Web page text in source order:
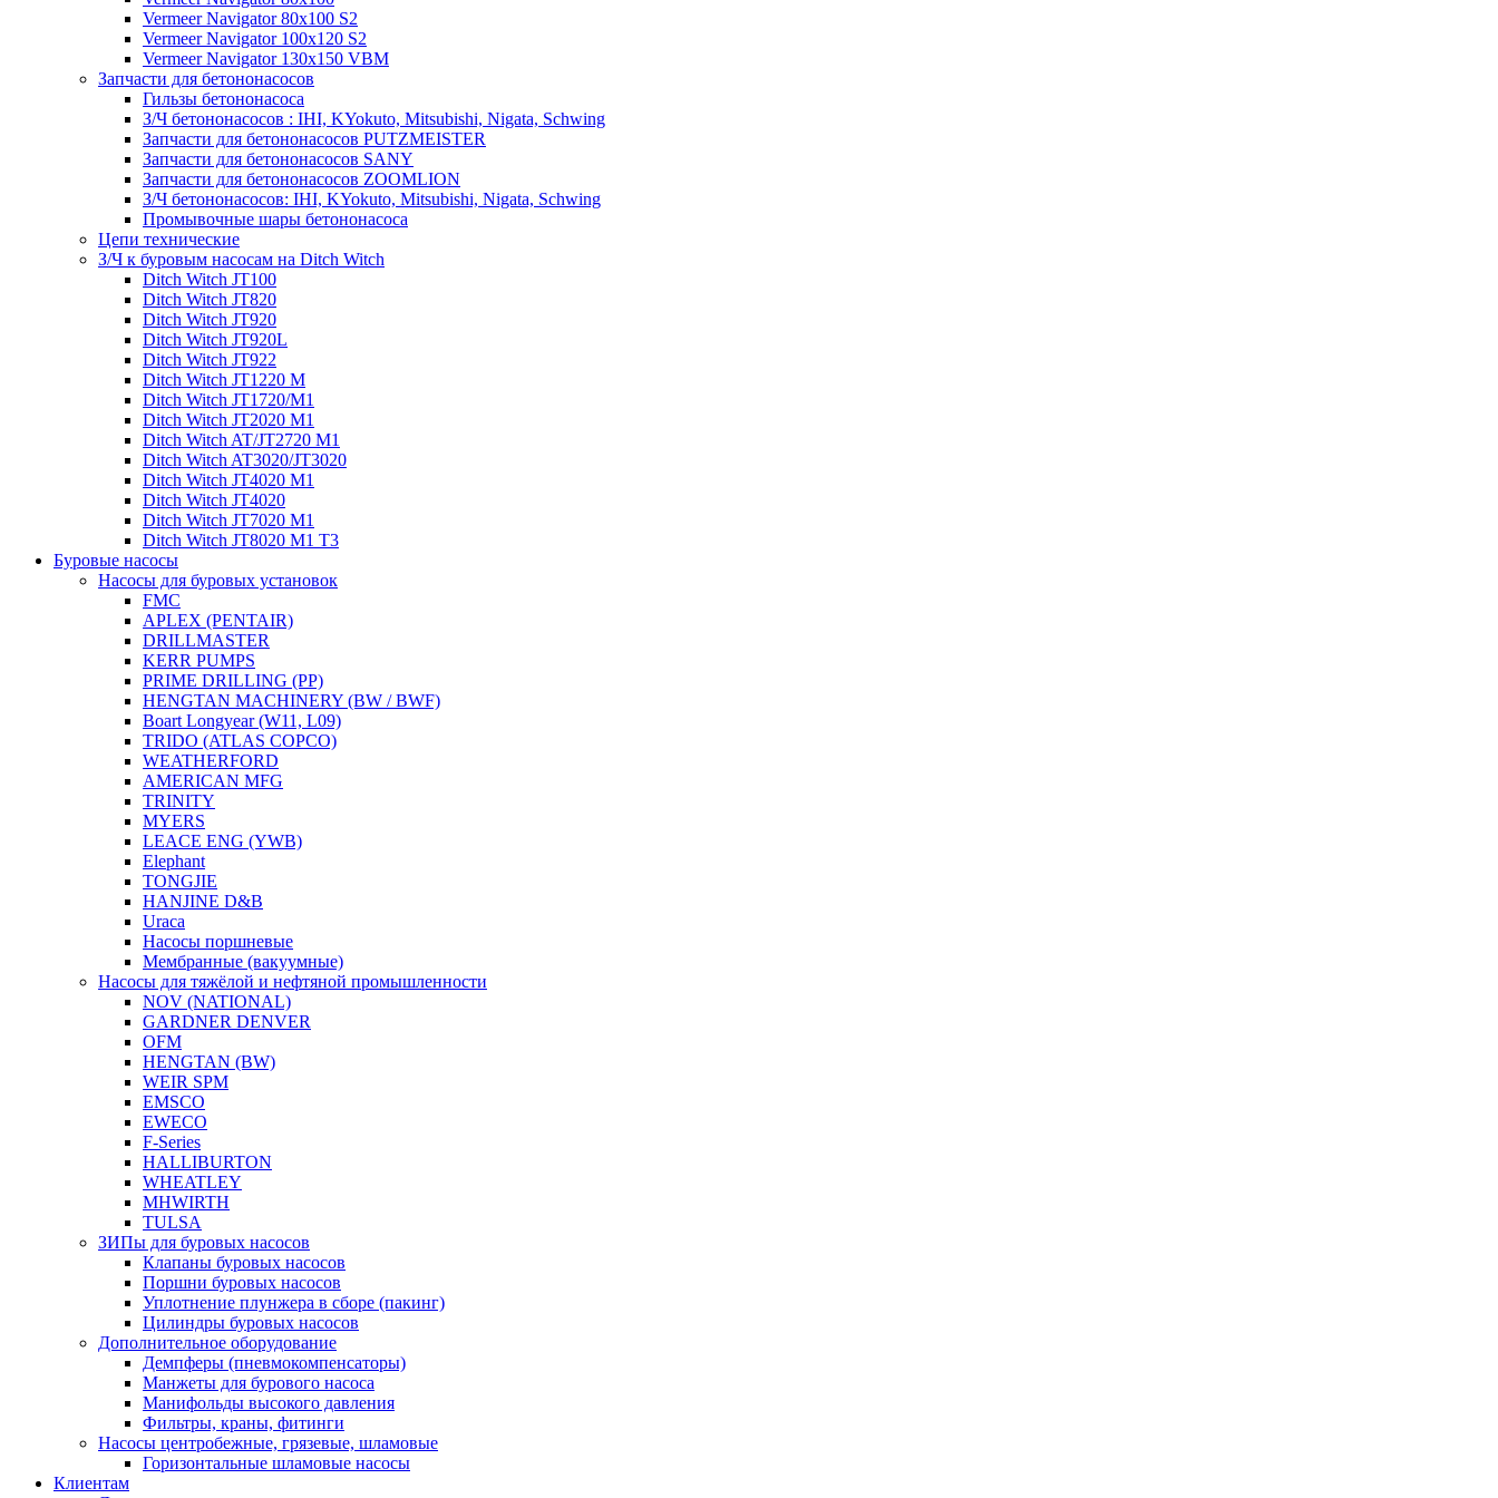
Vermeer Navigator 80x100 S2
Vermeer Navigator 100x120 S2
Vermeer Navigator 130x150 VBM
Запчасти для бетононасосов
Гильзы бетононасоса
З/Ч бетононасосов : IHI, KYokuto, Mitsubishi, Nigata, Schwing
Запчасти для бетононасосов PUTZMEISTER
Запчасти для бетононасосов SANY
Запчасти для бетононасосов ZOOMLION
З/Ч бетононасосов: IHI, KYokuto, Mitsubishi, Nigata, Schwing
Промывочные шары бетононасоса
Цепи технические
З/Ч к буровым насосам на Ditch Witch
Ditch Witch JT100
Ditch Witch JT820
Ditch Witch JT920
Ditch Witch JT920L
Ditch Witch JT922
Ditch Witch JT1220 M
Ditch Witch JT1720/M1
Ditch Witch JT2020 M1
Ditch Witch AT/JT2720 M1
Ditch Witch AT3020/JT3020
Ditch Witch JT4020 M1
Ditch Witch JT4020
Ditch Witch JT7020 M1
Ditch Witch JT8020 M1 T3
Буровые насосы
Насосы для буровых установок
FMC
APLEX (PENTAIR)
DRILLMASTER
KERR PUMPS
PRIME DRILLING (PP)
HENGTAN MACHINERY (BW / BWF)
Boart Longyear (W11, L09)
TRIDO (ATLAS COPCO)
WEATHERFORD
AMERICAN MFG
TRINITY
MYERS
LEACE ENG (YWB)
Elephant
TONGJIE
HANJINE D&B
Uraca
Насосы поршневые
Мембранные (вакуумные)
Насосы для тяжёлой и нефтяной промышленности
NOV (NATIONAL)
GARDNER DENVER
OFM
HENGTAN (BW)
WEIR SPM
EMSCO
EWECO
F-Series
HALLIBURTON
WHEATLEY
MHWIRTH
TULSA
ЗИПы для буровых насосов
Клапаны буровых насосов
Поршни буровых насосов
Уплотнение плунжера в сборе (пакинг)
Цилиндры буровых насосов
Дополнительное оборудование
Демпферы (пневмокомпенсаторы)
Манжеты для бурового насоса
Манифольды высокого давления
Фильтры, краны, фитинги
Насосы центробежные, грязевые, шламовые
Горизонтальные шламовые насосы
Клиентам